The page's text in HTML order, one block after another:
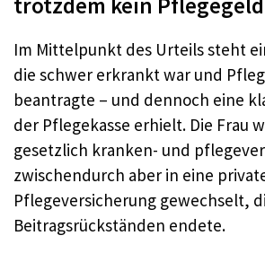
trotzdem kein Pflegegeld
Im Mittelpunkt des Urteils steht
die schwer erkrankt war und
beantragte – und dennoch eine
der Pflegekasse erhielt. Die Frau
gesetzlich kranken- und
zwischendurch aber in eine
Pflegeversicherung gewechselt,
Beitragsrückständen endete.